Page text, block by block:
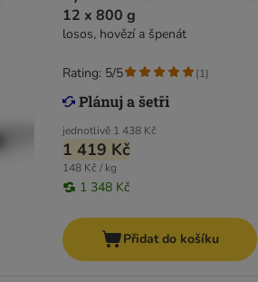
12 x 800 g
losos, hovězí a špenát
jednotlivě 1 438 Kč
1 419 Kč
148 Kč / kg
1 348 Kč
Rating: 5/5 (1)
Přidat do košíku